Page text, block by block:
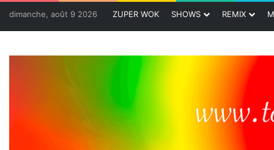
dimanche, août 9 2026 ZUPER WOK SHOWS REMIX